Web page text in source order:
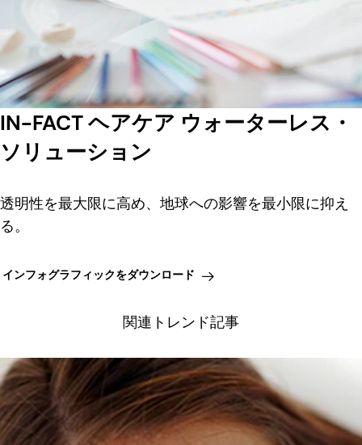
IN-FACT ヘアケア ウォーターレス・
ソリューション
透明性を最大限に高め、地球への影響を最小限に抑え
る。
インフォグラフィックをダウンロード
関連トレンド記事